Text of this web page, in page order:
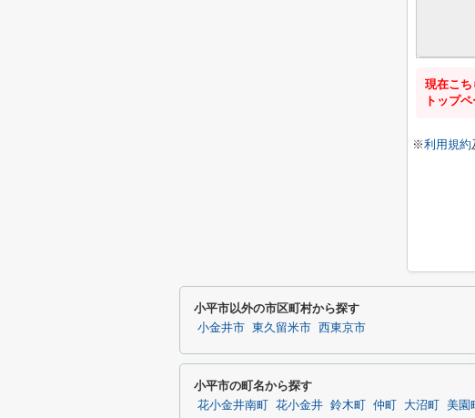
現在こち
トップ
※利用規約
小平市以外の市区町村から探す
小金井市 東久留米市 西東京市
小平市の町名から探す
花小金井南町 花小金井 鈴木町 仲町 大沼町 美園町